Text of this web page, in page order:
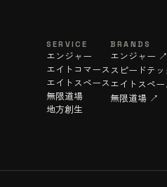
SERVICE
エンジャー
エイトコマース
エイトスペース
無限道場
地方創生
BRANDS
エンジャー ↗
スピードテ
エイトスペ
無限道場 ↗